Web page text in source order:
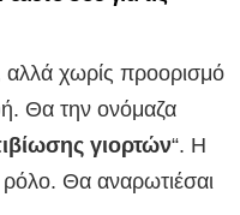
αλλά χωρίς προορισμό
Θα την ονόμαζα
γιορτών“. Η
Θα αναρωτιέσαι